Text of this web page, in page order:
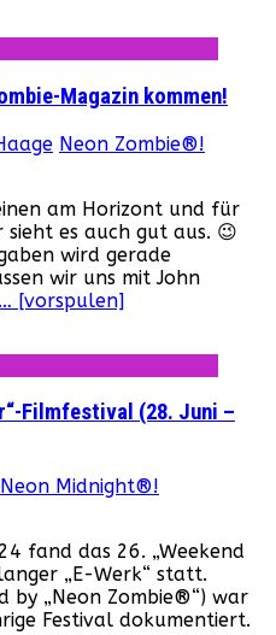
Magazin kommen!
Neon Zombie®!
am Horizont und für
es auch gut aus. 😉
wird gerade
wir uns mit John
… [vorspulen]
Filmfestival (28. Juni –
Neon Midnight®!
fand das 26. „Weekend
„E-Werk“ statt.
by „Neon Zombie®“) war
Festival dokumentiert.